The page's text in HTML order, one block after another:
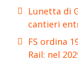
Lunetta di
cantieri
FS ordina
Rail: nel